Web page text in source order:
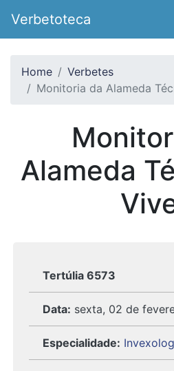
Verbetoteca
Home
Verbetes
Monitoria da Alameda
Alameda
Tertúlia 6573
Data: sexta, 02 de
Especialidade: